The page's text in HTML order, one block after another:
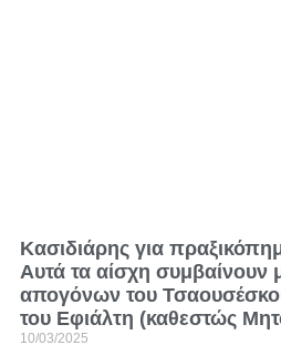
Κασιδιάρης για
Αυτά τα αίσχη
απογόνων του
του Εφιάλτη (καθεστώς
10/03/2025